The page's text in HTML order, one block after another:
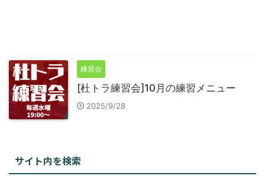
練習会
[杜トラ練習会]10月の練習メニュー
2025/9/28
サイト内を検索